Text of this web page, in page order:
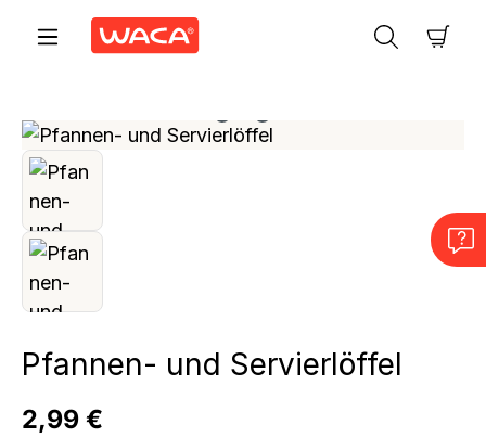
Zum Hauptinhalt springen
Bildergalerie überspringen
Pfannen- und Servierlöffel
Regulärer Preis:
2,99 €